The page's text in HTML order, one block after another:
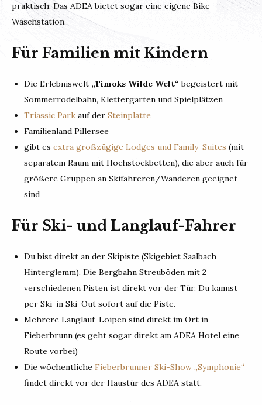
praktisch: Das ADEA bietet sogar eine eigene Bike-
Waschstation.
Für Familien mit Kindern
Die Erlebniswelt „Timoks Wilde Welt“ begeistert mit
Sommerrodelbahn, Klettergarten und Spielplätzen
Triassic Park auf der Steinplatte
Familienland Pillersee
gibt es extra großzügige Lodges und Family-Suites (mit
separatem Raum mit Hochstockbetten), die aber auch für
größere Gruppen an Skifahreren/Wanderen geeignet
sind
Für Ski- und Langlauf-Fahrer
Du bist direkt an der Skipiste (Skigebiet Saalbach
Hinterglemm). Die Bergbahn Streuböden mit 2
verschiedenen Pisten ist direkt vor der Tür. Du kannst
per Ski-in Ski-Out sofort auf die Piste.
Mehrere Langlauf-Loipen sind direkt im Ort in
Fieberbrunn (es geht sogar direkt am ADEA Hotel eine
Route vorbei)
Die wöchentliche Fieberbrunner Ski-Show „Symphonie“
findet direkt vor der Haustür des ADEA statt.